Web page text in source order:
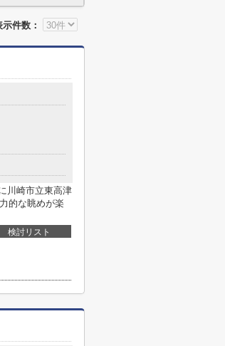
示件数：
川崎市立東高津
的な眺めが楽
検討リスト